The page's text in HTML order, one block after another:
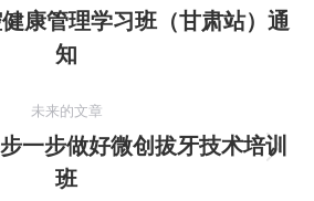
历
史
文
章：
康管理学习班（甘肃站）通
知
未来的文章
未
来
一步做好微创拔牙技术培训
班